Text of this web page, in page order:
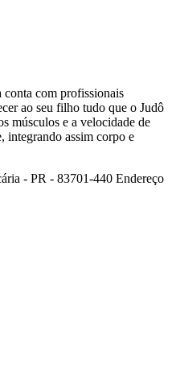
com profissionais
ao seu filho tudo que o Judô
músculos e a velocidade de
integrando assim corpo e
- PR - 83701-440 Endereço